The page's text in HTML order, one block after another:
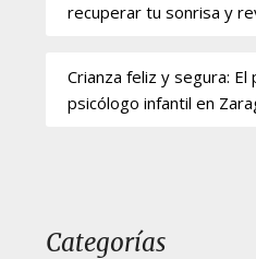
recuperar tu sonrisa y
Crianza feliz y segura:
psicólogo infantil en
Categorías